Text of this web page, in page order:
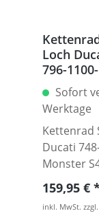
Adapter
Zubehör.
Loch
796-
Sofort
Werktage
Kettenrad
Ducati
Monster
Regulärer
159,95 €
inkl. MwSt.